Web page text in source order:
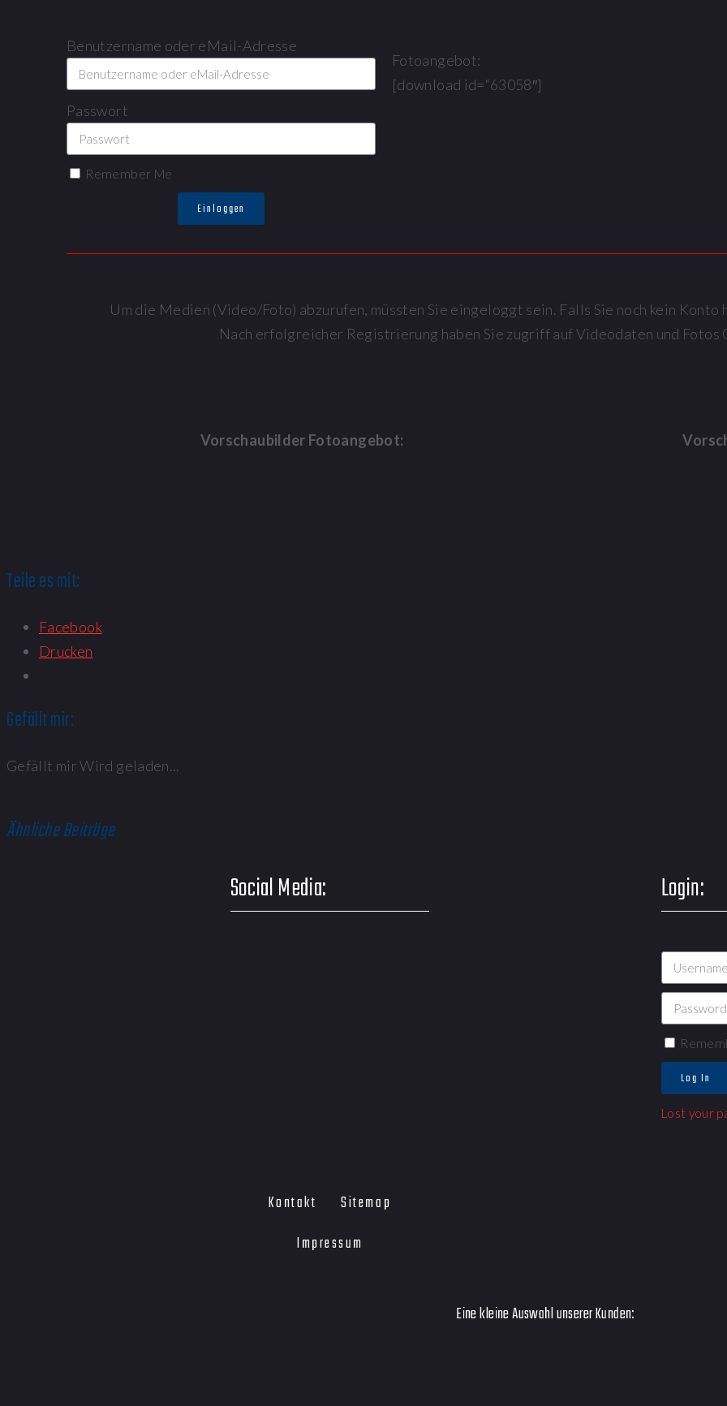
Benutzername oder eMail-Adresse
Passwort
Remember Me
Einloggen
Fotoangebot:
[download id=“63058″]
Um die Medien (Video/Foto) abzurufen, müssten Sie eingeloggt sein. Falls Sie noch kein Konto
Nach erfolgreicher Registrierung haben Sie zugriff auf Videodaten und Fotos
Vorschaubilder Fotoangebot:
Teile es mit:
Facebook
Drucken
Gefällt mir:
Gefällt mirWird geladen...
Ähnliche Beiträge
Social Media:
Kontakt
Sitemap
Impressum
Login:
Log In
Lost your
Eine kleine Auswahl unserer Kunden: